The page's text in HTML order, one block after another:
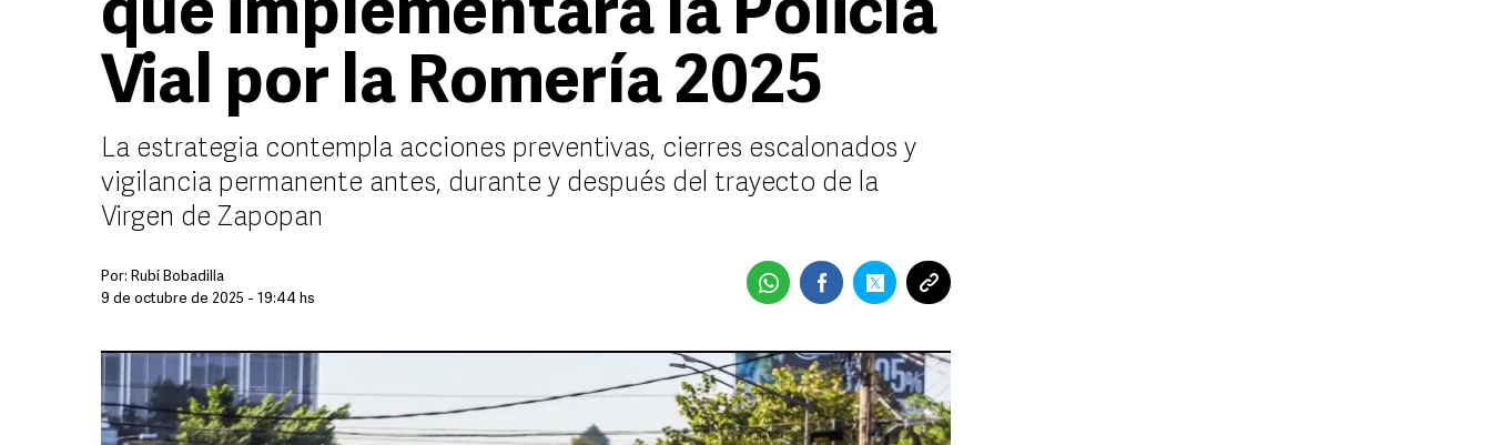
que implementará la Policía
Vial por la Romería 2025
La estrategia contempla acciones preventivas, cierres escalonados y
vigilancia permanente antes, durante y después del trayecto de la
Virgen de Zapopan
Por: Rubí Bobadilla
9 de octubre de 2025 - 19:44 hs